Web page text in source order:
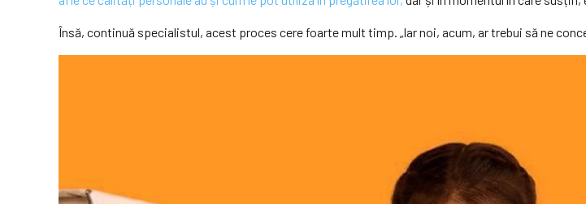
Însă, continuă specialistul, acest proces cere foarte mult timp. „Iar noi, acum, ar trebui să ne